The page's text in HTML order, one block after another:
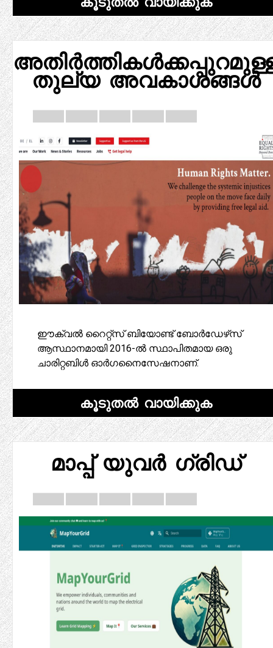
തുല്യ അവകാശങ്ങൾ
ഈക്വൽ റൈറ്റ്‌സ് ബിയോണ്ട് ബോർഡേഴ്‌സ്
ആസ്ഥാനമായി 2016-ൽ സ്ഥാപിതമായ ഒരു
ചാരിറ്റബിൾ ഓർഗനൈസേഷനാണ്.
കൂടുതൽ വായിക്കുക
മാപ്പ് യുവർ ഗ്രിഡ്